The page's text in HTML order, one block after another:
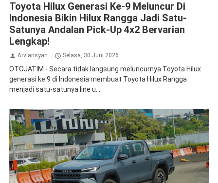
Toyota Hilux Generasi Ke-9 Meluncur Di
Indonesia Bikin Hilux Rangga Jadi Satu-
Satunya Andalan Pick-Up 4x2 Bervarian
Lengkap!
Arviansyah Selasa, 30 Juni 2026
OTOJATIM - Secara tidak langsung meluncurnya Toyota Hilux
generasi ke 9 di Indonesia membuat Toyota Hilux Rangga
menjadi satu-satunya line u...